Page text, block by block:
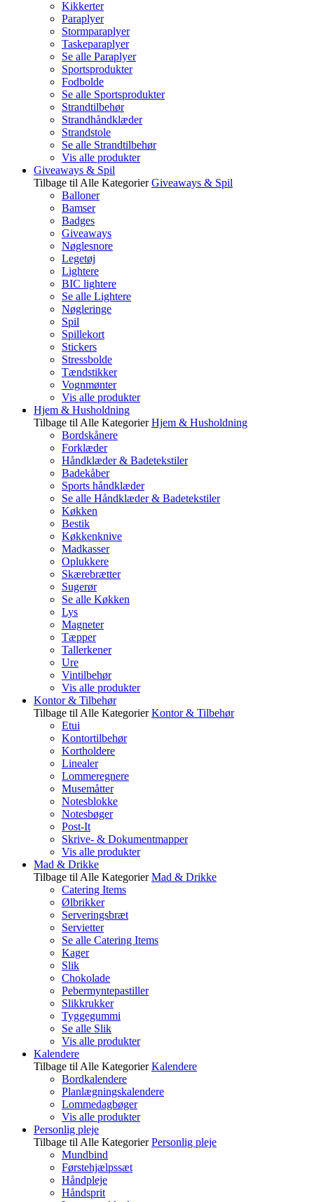
Kikkerter
Paraplyer
Stormparaplyer
Taskeparaplyer
Se alle Paraplyer
Sportsprodukter
Fodbolde
Se alle Sportsprodukter
Strandtilbehør
Strandhåndklæder
Strandstole
Se alle Strandtilbehør
Vis alle produkter
Giveaways & Spil
Tilbage til Alle Kategorier Giveaways & Spil
Balloner
Bamser
Badges
Giveaways
Nøglesnore
Legetøj
Lightere
BIC lightere
Se alle Lightere
Nøgleringe
Spil
Spillekort
Stickers
Stressbolde
Tændstikker
Vognmønter
Vis alle produkter
Hjem & Husholdning
Tilbage til Alle Kategorier Hjem & Husholdning
Bordskånere
Forklæder
Håndklæder & Badetekstiler
Badekåber
Sports håndklæder
Se alle Håndklæder & Badetekstiler
Køkken
Bestik
Køkkenknive
Madkasser
Oplukkere
Skærebrætter
Sugerør
Se alle Køkken
Lys
Magneter
Tæpper
Tallerkener
Ure
Vintilbehør
Vis alle produkter
Kontor & Tilbehør
Tilbage til Alle Kategorier Kontor & Tilbehør
Etui
Kontortilbehør
Kortholdere
Linealer
Lommeregnere
Musemåtter
Notesblokke
Notesbøger
Post-It
Skrive- & Dokumentmapper
Vis alle produkter
Mad & Drikke
Tilbage til Alle Kategorier Mad & Drikke
Catering Items
Ølbrikker
Serveringsbræt
Servietter
Se alle Catering Items
Kager
Slik
Chokolade
Pebermyntepastiller
Slikkrukker
Tyggegummi
Se alle Slik
Vis alle produkter
Kalendere
Tilbage til Alle Kategorier Kalendere
Bordkalendere
Planlægningskalendere
Lommedagbøger
Vis alle produkter
Personlig pleje
Tilbage til Alle Kategorier Personlig pleje
Mundbind
Førstehjælpssæt
Håndpleje
Håndsprit